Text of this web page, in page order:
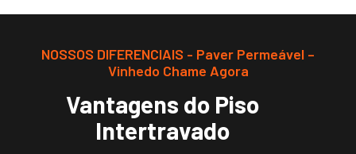
NOSSOS DIFERENCIAIS - Paver Permeável –
Vinhedo Chame Agora
Vantagens do Piso
Intertravado